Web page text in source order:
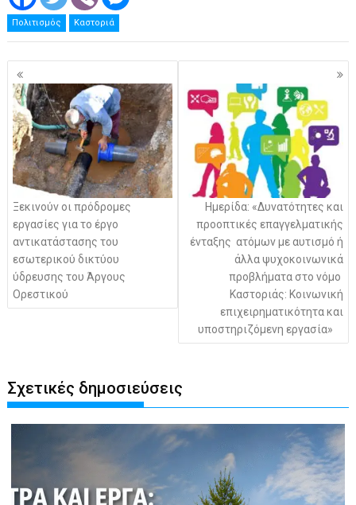
Πολιτισμός Καστοριά
Πλοήγηση
άρθρων
Ξεκινούν οι πρόδρομες
εργασίες για το έργο
αντικατάστασης του
εσωτερικού δικτύου
ύδρευσης του Άργους
Ορεστικού
Ημερίδα: «Δυνατότητες και
προοπτικές επαγγελματικής
ένταξης ατόμων με αυτισμό ή
άλλα ψυχοκοινωνικά
προβλήματα στο νόμο
Καστοριάς: Κοινωνική
επιχειρηματικότητα και
υποστηριζόμενη εργασία»
Σχετικές δημοσιεύσεις